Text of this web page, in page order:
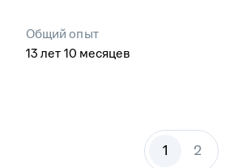
Общий опыт
13 лет 10 месяцев
1 2